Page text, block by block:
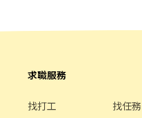
儀、衛生知識及專業的烹飪
如：成本控管及數據分析等
分鐘為單位計算，重視員工
求職服務
找打工 找任務